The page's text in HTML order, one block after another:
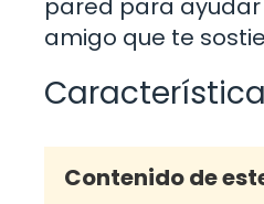
pared para ayudar
amigo que te
Contenido de